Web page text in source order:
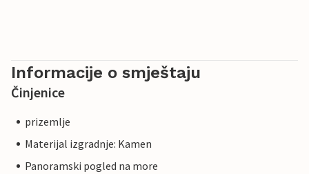
Informacije o smještaju
Činjenice
prizemlje
Materijal izgradnje: Kamen
Panoramski pogled na more